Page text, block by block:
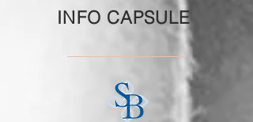
INFO CAPSULE